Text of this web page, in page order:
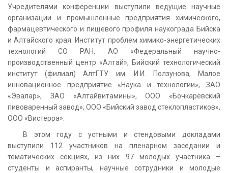
Учредителями конференции выступили ведущие научные
организации и промышленные предприятия химического,
фармацевтического и пищевого профиля наукограда Бийска
и Алтайского края: Институт проблем химико-энергетических
технологий СО РАН, АО «Федеральный научно-
производственный центр «Алтай», Бийский технологический
институт (филиал) АлтГТУ им. И.И. Ползунова, Малое
инновационное предприятие «Наука и технологии», ЗАО
«Эвалар», ЗАО «Алтайвитамины», ООО «Бочкаревский
пивоваренный завод», ООО «Бийский завод стеклопластиков»,
ООО «Вистерра».
В этом году с устными и стендовыми докладами
выступили 112 участников на пленарном заседании и
тематических секциях, из них 97 молодых участника –
студенты и аспиранты, научные сотрудники и молодые